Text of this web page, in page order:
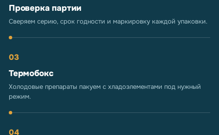
Проверка партии
Сверяем серию, срок годности и маркировку каждой упаковки.
03
Термобокс
Холодовые препараты пакуем с хладоэлементами под нужный
режим.
04